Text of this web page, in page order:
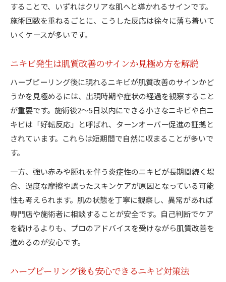
することで、いずれはクリアな肌へと導かれるサインです。
施術回数を重ねるごとに、こうした反応は徐々に落ち着いて
いくケースが多いです。
ニキビ発生は肌質改善のサインか見極め方を解説
ハーブピーリング後に現れるニキビが肌質改善のサインかど
うかを見極めるには、出現時期や症状の経過を観察すること
が重要です。施術後2〜5日以内にできる小さなニキビや白ニ
キビは「好転反応」と呼ばれ、ターンオーバー促進の証拠と
されています。これらは短期間で自然に収まることが多いで
す。
一方、強い赤みや腫れを伴う炎症性のニキビが長期間続く場
合、過度な摩擦や誤ったスキンケアが原因となっている可能
性も考えられます。肌の状態を丁寧に観察し、異常があれば
専門店や施術者に相談することが安全です。自己判断でケア
を続けるよりも、プロのアドバイスを受けながら肌質改善を
進めるのが安心です。
ハーブピーリング後も安心できるニキビ対策法